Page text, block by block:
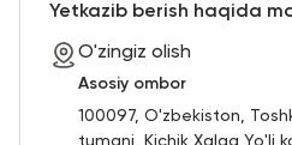
Yetkazib berish haqida
O'zingiz olish
Asosiy ombor
100097, O'zbekiston,
tumani, Kichik Xalqa Yo'li